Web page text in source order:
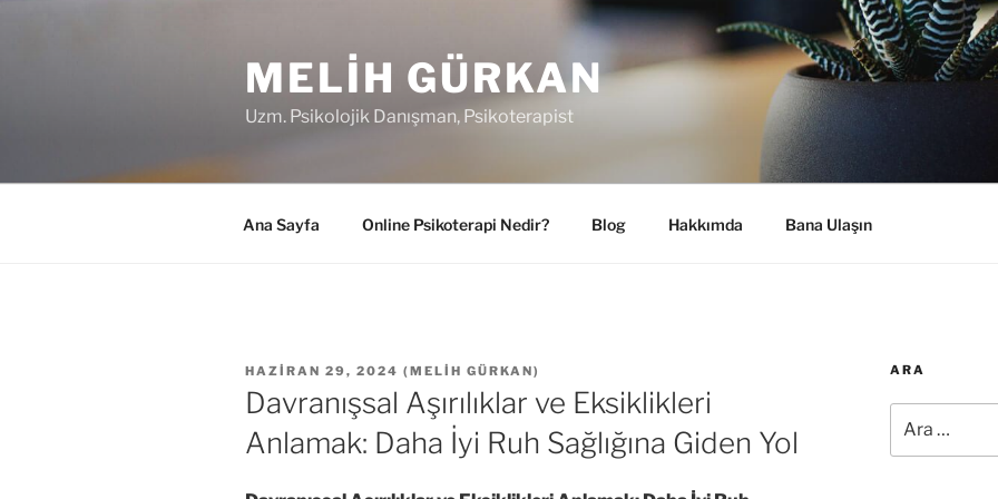
MELIH GÜRKAN
Uzm. Psikolojik Danışman, Psikoterapist
Ana Sayfa Online Psikoterapi Nedir? Blog Hakkımda Bana Ulaşın
YAYIM
TARIHI
HAZIRAN 29, 2024 ( MELIH GÜRKAN)
Davranışsal Aşırılıklar ve Eksiklikleri
Anlamak: Daha İyi Ruh Sağlığına Giden Yol
ARA